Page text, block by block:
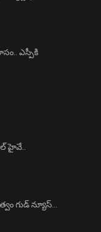
ఎస్పీకి
హైవే..
గుడ్ న్యూస్…